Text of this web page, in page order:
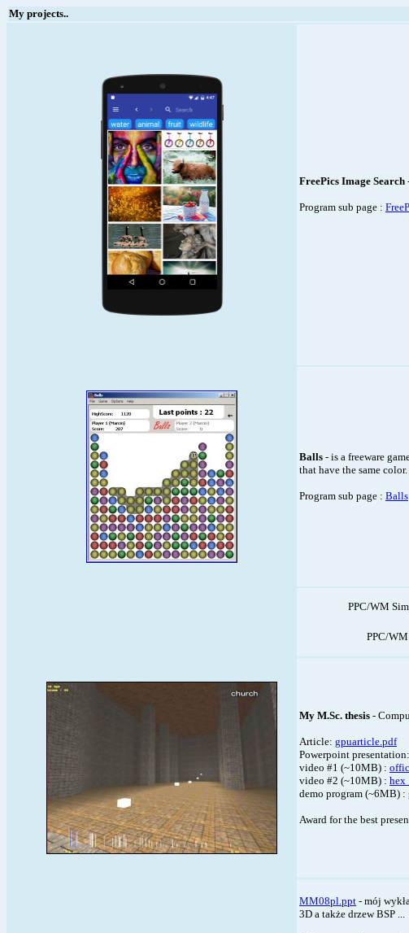
My projects..
FreePics Image Search
Program sub page :
Balls - is a freeware
that have the same color.
Program sub page : Balls
PPC/WM
PPC/
My M.Sc. thesis -
Article: gpuarticle.pdf
Powerpoint presentation:
video #1 (~10MB) :
video #2 (~10MB) :
demo program (~6MB) :
Award for the best
MM08pl.ppt - mój
3D a także drzew BSP ...